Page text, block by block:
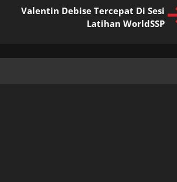
Valentin Debise Tercepat Di Sesi
Latihan WorldSSP